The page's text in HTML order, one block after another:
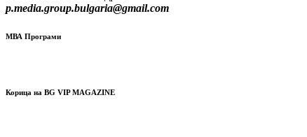
p.media.group.bulgaria@gmail.com
МВА Програми
Корица на BG VIP MAGAZINE